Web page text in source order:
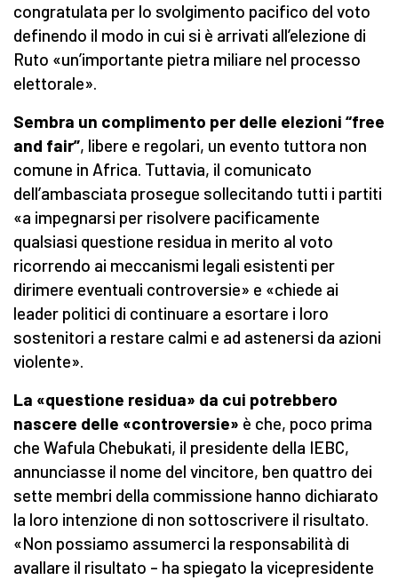
congratulata per lo svolgimento pacifico del voto
definendo il modo in cui si è arrivati all’elezione di
Ruto «un’importante pietra miliare nel processo
elettorale».
Sembra un complimento per delle elezioni “free
and fair”, libere e regolari, un evento tuttora non
comune in Africa. Tuttavia, il comunicato
dell’ambasciata prosegue sollecitando tutti i partiti
«a impegnarsi per risolvere pacificamente
qualsiasi questione residua in merito al voto
ricorrendo ai meccanismi legali esistenti per
dirimere eventuali controversie» e «chiede ai
leader politici di continuare a esortare i loro
sostenitori a restare calmi e ad astenersi da azioni
violente».
La «questione residua» da cui potrebbero
nascere delle «controversie» è che, poco prima
che Wafula Chebukati, il presidente della IEBC,
annunciasse il nome del vincitore, ben quattro dei
sette membri della commissione hanno dichiarato
la loro intenzione di non sottoscrivere il risultato.
«Non possiamo assumerci la responsabilità di
avallare il risultato – ha spiegato la vicepresidente